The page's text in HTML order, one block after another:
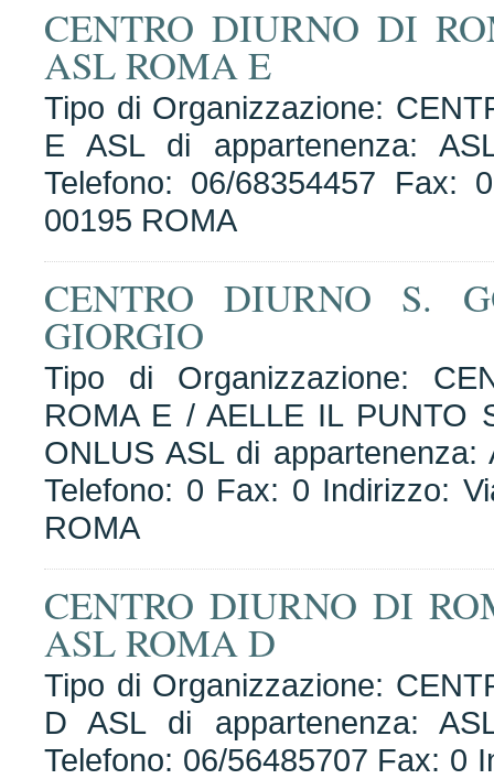
CENTRO DIURNO DI
ASL ROMA E
Tipo di Organizzazione:
E ASL di appartenenza:
Telefono: 06/68354457 Fax:
00195 ROMA
CENTRO DIURNO S.
GIORGIO
Tipo di Organizzazione:
ROMA E / AELLE IL PUNTO
ONLUS ASL di
Telefono: 0 Fax: 0 Indirizzo:
ROMA
CENTRO DIURNO DI
ASL ROMA D
Tipo di Organizzazione:
D ASL di appartenenza:
Telefono: 06/56485707 Fax: 0